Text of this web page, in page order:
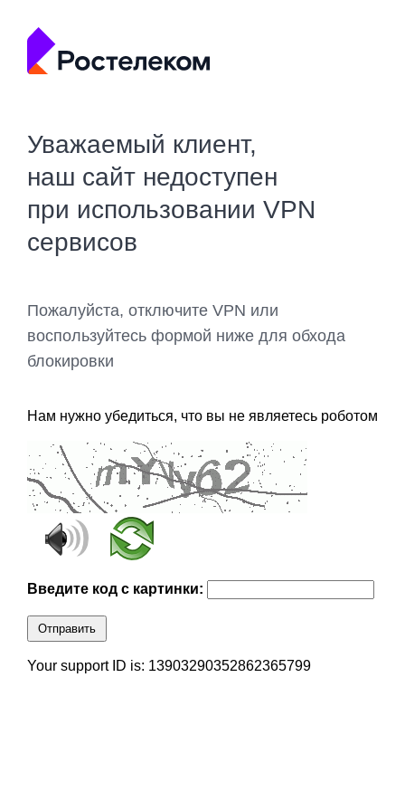
Уважаемый клиент,
наш сайт недоступен
при использовании VPN
сервисов
Пожалуйста, отключите VPN или
воспользуйтесь формой ниже для обхода
блокировки
Нам нужно убедиться, что вы не являетесь роботом
Введите код с картинки:
Отправить
Your support ID is: 13903290352862365799